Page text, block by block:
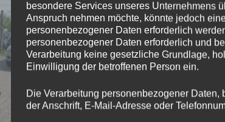
besondere Services unseres Unternehmens
Anspruch nehmen möchte, könnte jedoch
personenbezogener Daten erforderlich
personenbezogener Daten erforderlich und
Verarbeitung keine gesetzliche Grundlage,
Einwilligung der betroffenen Person ein.
Die Verarbeitung personenbezogener Daten,
der Anschrift, E-Mail-Adresse oder